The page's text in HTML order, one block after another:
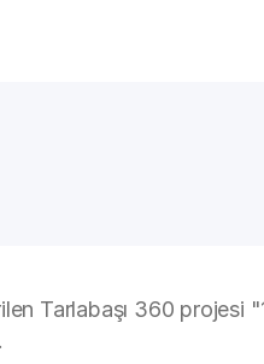
Tarlabaşı 360 projesi